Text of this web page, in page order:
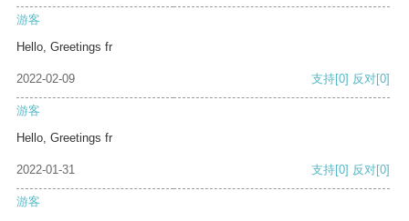
游客
Hello, Greetings fr
2022-02-09 支持[0] 反对[0]
游客
Hello, Greetings fr
2022-01-31 支持[0] 反对[0]
游客